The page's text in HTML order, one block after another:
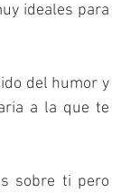
ideales para
del humor y
a la que te
sobre ti pero